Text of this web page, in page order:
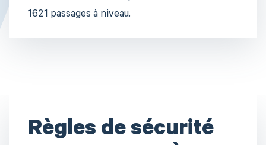
1621 passages à niveau.
Règles de sécurité